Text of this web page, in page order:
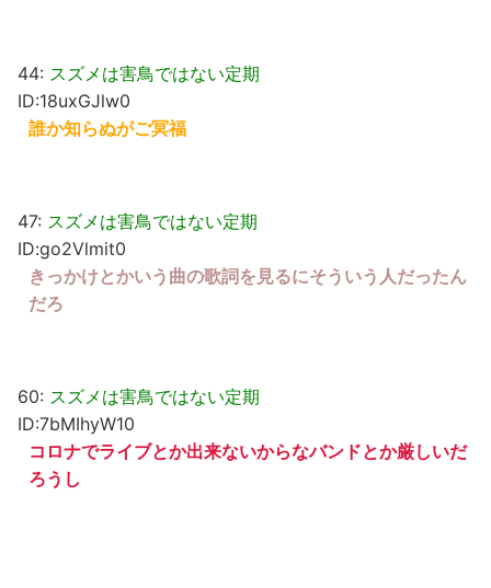
44: スズメは害鳥ではない定期
ID:18uxGJlw0
誰か知らぬがご冥福
47: スズメは害鳥ではない定期
ID:go2Vlmit0
きっかけとかいう曲の歌詞を見るにそういう人だったん
だろ
60: スズメは害鳥ではない定期
ID:7bMIhyW10
コロナでライブとか出来ないからなバンドとか厳しいだ
ろうし